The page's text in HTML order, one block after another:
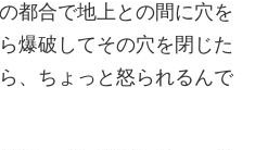
都合で地上との間に穴を
爆破してその穴を閉じた
、ちょっと怒られるんで